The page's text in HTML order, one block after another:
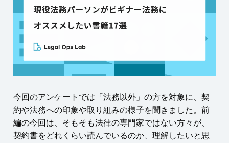
今回のアンケートでは「法務以外」の方を対象に、契
約や法務への印象や取り組みの様子を聞きました。前
編の今回は、そもそも法律の専門家ではない方々が、
契約書をどれくらい読んでいるのか、理解したいと思